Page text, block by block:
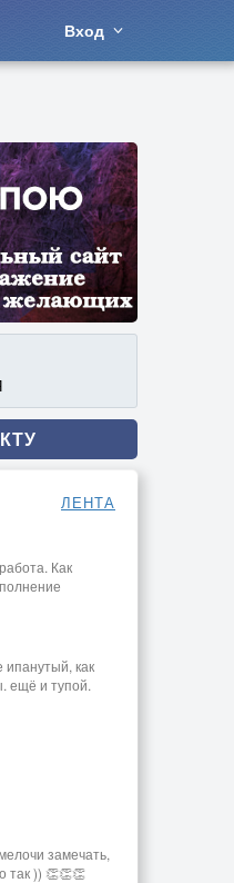
Вход
ЛЕНТА
Как
ипанутый, как
ещё и тупой.
замечать,
так )) 👏👏👏